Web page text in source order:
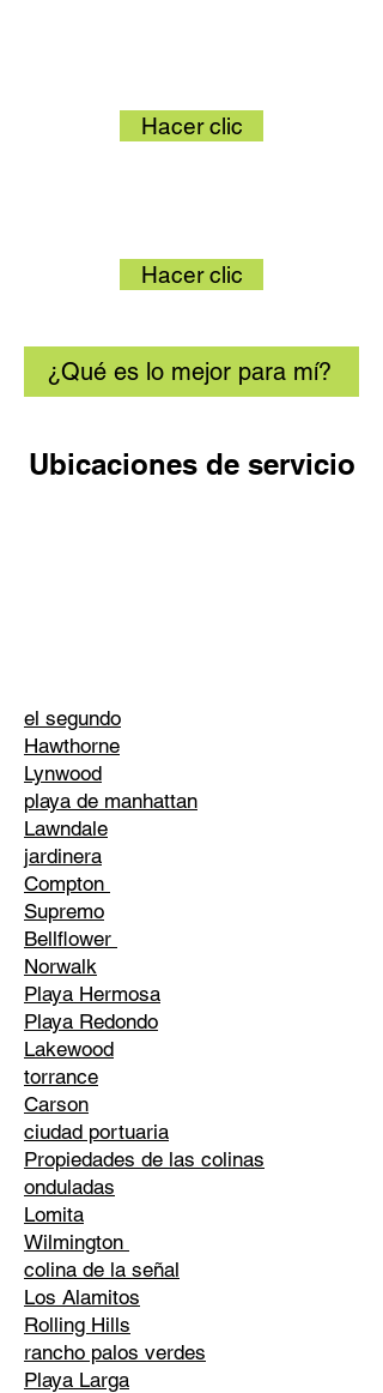
Hacer clic
Hacer clic
¿Qué es lo mejor para mí?
Ubicaciones de servicio
el segundo
Hawthorne
Lynwood
playa de manhattan
Lawndale
jardinera
Compton
Supremo
Bellflower
Norwalk
Playa Hermosa
Playa Redondo
Lakewood
torrance
Carson
ciudad portuaria
Propiedades de las colinas
onduladas
Lomita
Wilmington
colina de la señal
Los Alamitos
Rolling Hills
rancho palos verdes
Playa Larga